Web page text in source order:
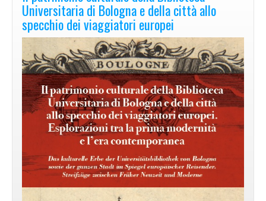
Universitaria di Bologna e della città allo
specchio dei viaggiatori europei